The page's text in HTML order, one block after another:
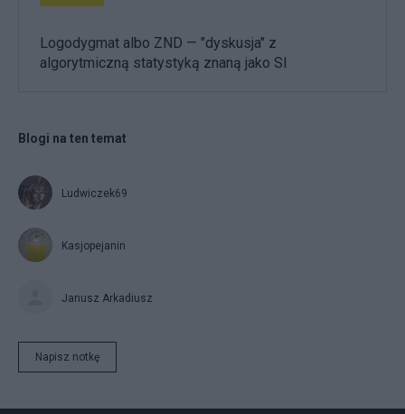
Logodygmat albo ZND — "dyskusja" z
algorytmiczną statystyką znaną jako SI
Blogi na ten temat
Ludwiczek69
Kasjopejanin
Janusz Arkadiusz
Napisz notkę